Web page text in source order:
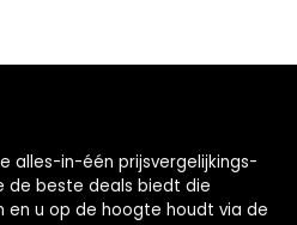
alles-in-één prijsvergelijkings-
de beste deals biedt die
en u op de hoogte houdt via de